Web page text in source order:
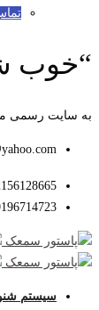
“خوب
به سایت رسمی
سیستم